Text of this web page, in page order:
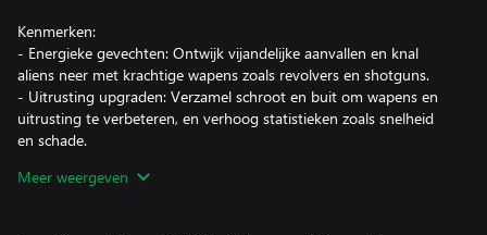
Kenmerken:
- Energieke gevechten: Ontwijk vijandelijke aanvallen en knal
aliens neer met krachtige wapens zoals revolvers en shotguns.
- Uitrusting upgraden: Verzamel schroot en buit om wapens en
uitrusting te verbeteren, en verhoog statistieken zoals snelheid
en schade.
nieuwe uitrusting, middelen en uitdagingen te ontdekken.
Meer weergeven